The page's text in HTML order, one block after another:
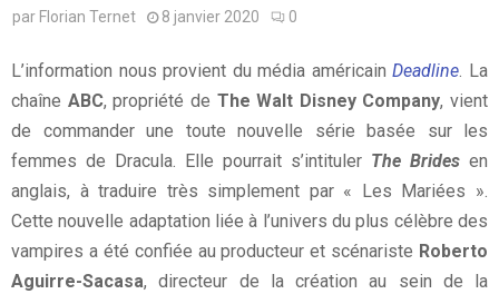
par Florian Ternet 8 janvier 2020 0
L’information nous provient du média américainDeadline . La
chaîne ABC, propriété de The Walt Disney Company, vient
de commander une toute nouvelle série basée sur les
femmes de Dracula. Elle pourrait s’intituler The Brides en
anglais, à traduire très simplement par « Les Mariées ».
Cette nouvelle adaptation liée à l’univers du plus célèbre des
vampires a été confiée au producteur et scénariste Roberto
Aguirre-Sacasa, directeur de la création au sein de la